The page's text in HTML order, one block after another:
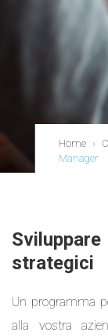
Home ›
Manager
strategici
Un programma
alla vostra